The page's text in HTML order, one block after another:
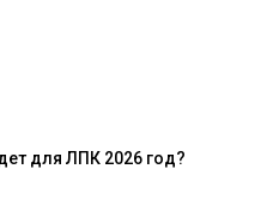
для ЛПК 2026 год?